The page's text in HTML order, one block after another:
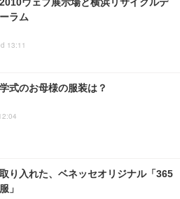
ラム
13:11
式のお母様の服装は？
り入れた、ベネッセオリジナル「365
」